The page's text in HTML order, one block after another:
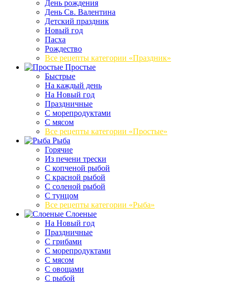
День рождения
День Св. Валентина
Детский праздник
Новый год
Пасха
Рождество
Все рецепты категории «Праздник»
Простые
Быстрые
На каждый день
На Новый год
Праздничные
С морепродуктами
С мясом
Все рецепты категории «Простые»
Рыба
Горячие
Из печени трески
С копченой рыбой
С красной рыбой
С соленой рыбой
С тунцом
Все рецепты категории «Рыба»
Слоеные
На Новый год
Праздничные
С грибами
С морепродуктами
С мясом
С овощами
С рыбой